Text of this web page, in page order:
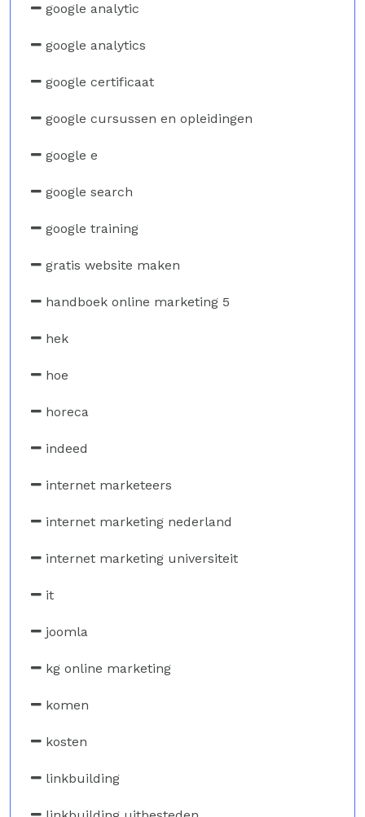
google analytic
google analytics
google certificaat
google cursussen en opleidingen
google e
google search
google training
gratis website maken
handboek online marketing 5
hek
hoe
horeca
indeed
internet marketeers
internet marketing nederland
internet marketing universiteit
it
joomla
kg online marketing
komen
kosten
linkbuilding